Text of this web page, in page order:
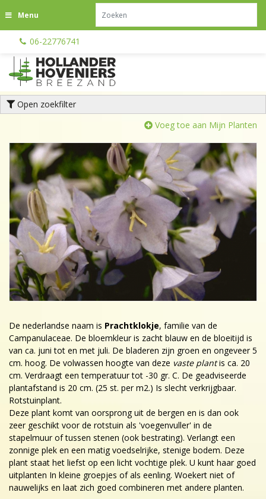
n
o
t
Menu
06-22776741
Open zoekfilter
Voeg toe aan Mijn Planten
De nederlandse naam is Prachtklokje, familie van de
Campanulaceae. De bloemkleur is zacht blauw en de bloeitijd is
van ca. juni tot en met juli. De bladeren zijn groen en ongeveer 5
cm. hoog. De volwassen hoogte van deze vaste plantis ca. 20
cm. Verdraagt een temperatuur tot -30 gr. C. De geadviseerde
plantafstand is 20 cm. (25 st. per m2.) Is slecht verkrijgbaar.
Rotstuinplant.
Deze plant komt van oorsprong uit de bergen en is dan ook
zeer geschikt voor de rotstuin als 'voegenvuller' in de
stapelmuur of tussen stenen (ook bestrating). Verlangt een
zonnige plek en een matig voedselrijke, stenige bodem. Deze
plant staat het liefst op een licht vochtige plek. U kunt haar goed
uitplanten In kleine groepjes of als eenling. Woekert niet of
nauwelijks en laat zich goed combineren met andere planten.